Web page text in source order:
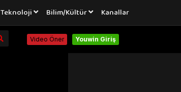
Teknoloji Bilim/Kültür Kanallar
Video Öner Youwin Giriş